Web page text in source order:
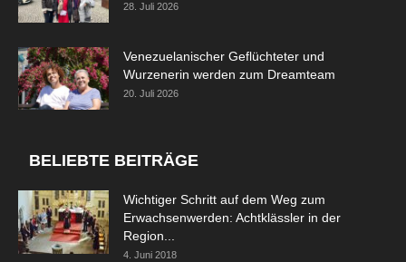
28. Juli 2026
Venezuelanischer Geflüchteter und
Wurzenerin werden zum Dreamteam
20. Juli 2026
BELIEBTE BEITRÄGE
Wichtiger Schritt auf dem Weg zum
Erwachsenwerden: Achtklässler in der
Region...
4. Juni 2018